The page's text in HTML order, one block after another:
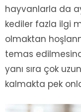
hayvanlarla da
kediler fazla ilgi
olmaktan
temas
yanı sıra çok
kalmakta pek